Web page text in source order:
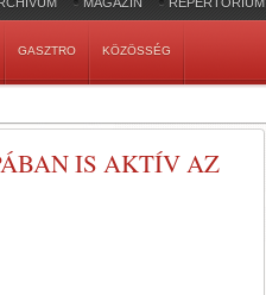
GASZTRO KÖZÖSSÉG
IS AKTÍV AZ